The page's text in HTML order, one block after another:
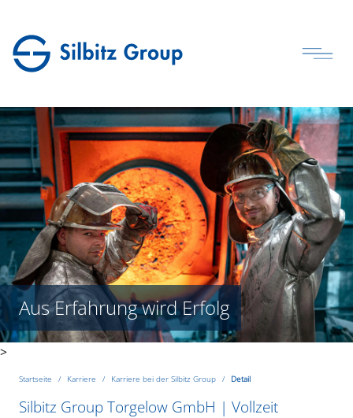
Aus Erfahrung wird Erfolg
>
Startseite Karriere Karriere bei der Silbitz Group Detail
Silbitz Group Torgelow GmbH | Vollzeit